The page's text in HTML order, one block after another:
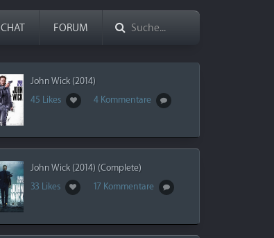
CHAT FORUM
John Wick (2014)
45 Likes
4 Kommentare
John Wick (2014) (Complete)
33 Likes
17 Kommentare